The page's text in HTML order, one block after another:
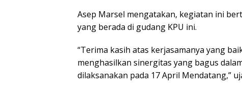
Asep Marsel mengatakan, kegiatan ini
yang berada di gudang KPU ini.
“Terima kasih atas kerjasamanya yang
menghasilkan sinergitas yang bagus
dilaksanakan pada 17 April Mendatang,”